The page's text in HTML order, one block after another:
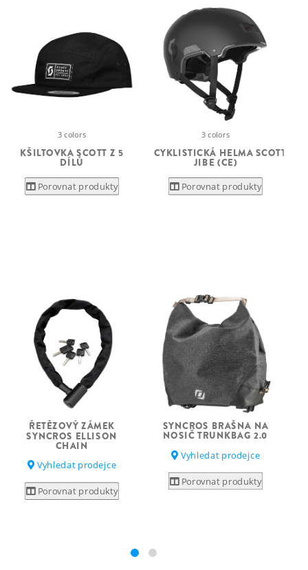
3 colors
KŠILTOVKA SCOTT Z 5
DÍLŮ
Porovnat produkty
3 colors
CYKLISTICKÁ HELMA SCOTT
JIBE (CE)
Porovnat produkty
ŘETĚZOVÝ ZÁMEK
SYNCROS ELLISON
CHAIN
Vyhledat prodejce
Porovnat produkty
SYNCROS BRAŠNA NA
NOSIČ TRUNKBAG 2.0
Vyhledat prodejce
Porovnat produkty